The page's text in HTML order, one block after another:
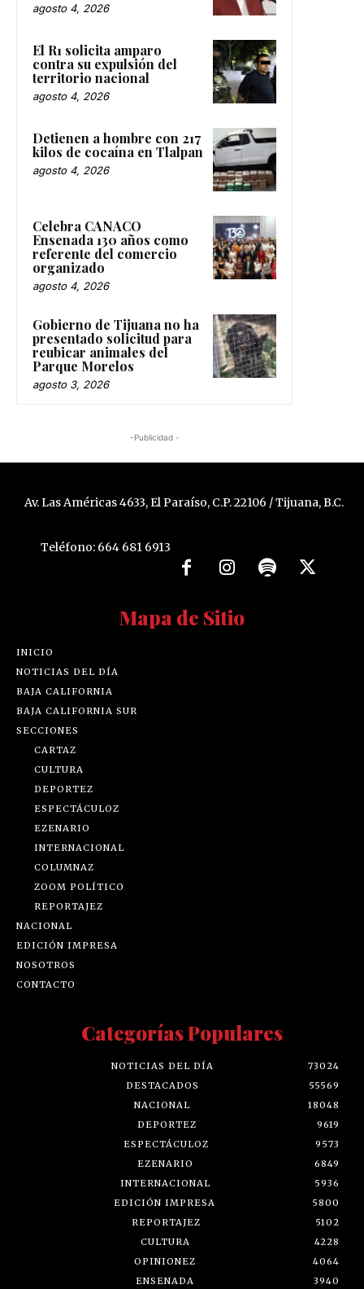
agosto 4, 2026
El R1 solicita amparo
contra su expulsión del
territorio nacional
agosto 4, 2026
Detienen a hombre con 217
kilos de cocaína en Tlalpan
agosto 4, 2026
Celebra CANACO
Ensenada 130 años como
referente del comercio
organizado
agosto 4, 2026
Gobierno de Tijuana no ha
presentado solicitud para
reubicar animales del
Parque Morelos
agosto 3, 2026
-Publicidad -
Av. Las Américas 4633, El Paraíso, C.P. 22106 / Tijuana, B.C.
Teléfono: 664 681 6913
Mapa de Sitio
INICIO
NOTICIAS DEL DÍA
BAJA CALIFORNIA
BAJA CALIFORNIA SUR
SECCIONES
CARTAZ
CULTURA
DEPORTEZ
ESPECTÁCULOZ
EZENARIO
INTERNACIONAL
COLUMNAZ
ZOOM POLÍTICO
REPORTAJEZ
NACIONAL
EDICIÓN IMPRESA
NOSOTROS
CONTACTO
Categorías Populares
NOTICIAS DEL DÍA
73024
DESTACADOS
55569
NACIONAL
18048
DEPORTEZ
9619
ESPECTÁCULOZ
9573
EZENARIO
6849
INTERNACIONAL
5936
EDICIÓN IMPRESA
5800
REPORTAJEZ
5102
CULTURA
4228
OPINIONEZ
4064
ENSENADA
3940